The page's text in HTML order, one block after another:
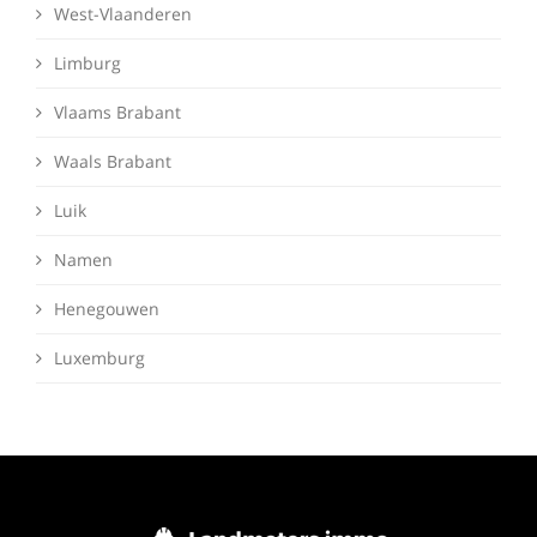
West-Vlaanderen
Limburg
Vlaams Brabant
Waals Brabant
Luik
Namen
Henegouwen
Luxemburg